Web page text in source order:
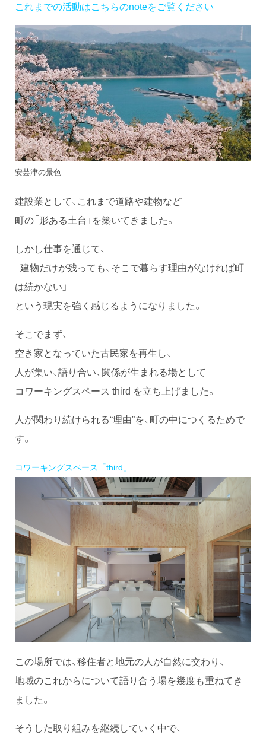
これまでの活動はこちらのnoteをご覧ください
安芸津の景色
建設業として、これまで道路や建物など
町の「形ある土台」を築いてきました。
しかし仕事を通じて、
「建物だけが残っても、そこで暮らす理由がなければ町
は続かない」
という現実を強く感じるようになりました。
そこでまず、
空き家となっていた古民家を再生し、
人が集い、語り合い、関係が生まれる場として
コワーキングスペース third を立ち上げました。
人が関わり続けられる“理由”を、町の中につくるためで
す。
コワーキングスペース「third」
この場所では、移住者と地元の人が自然に交わり、
地域のこれからについて語り合う場を幾度も重ねてき
ました。
そうした取り組みを継続していく中で、